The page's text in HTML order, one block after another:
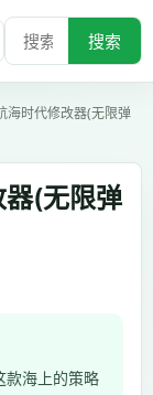
搜索
海时代修改器(无限弹
(无限弹
款海上的策略